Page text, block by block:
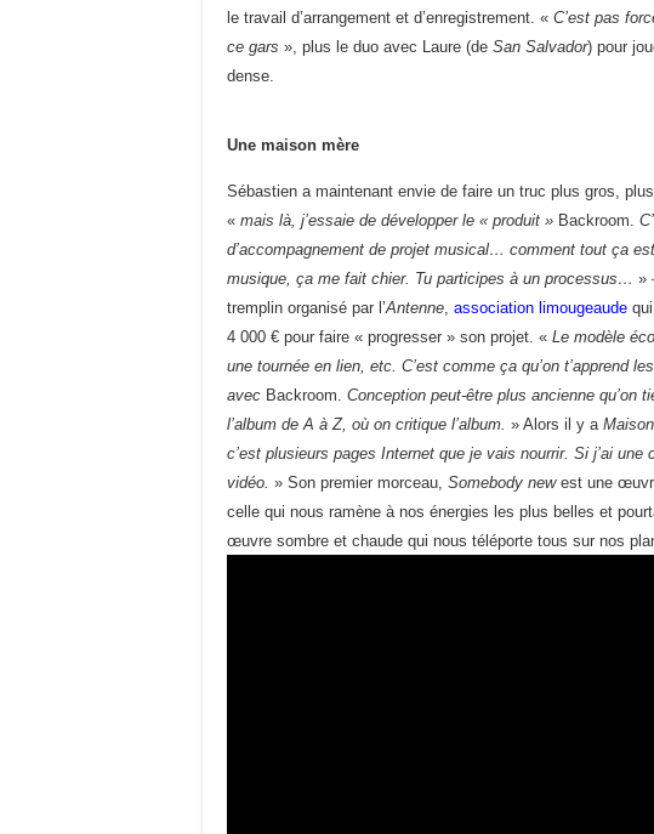
le travail d’arrangement et d’enregistrement. « C’est pas
ce gars », plus le duo avec Laure (de San Salvador) pour
dense.
Une maison mère
Sébastien a maintenant envie de faire un truc plus gros,
« mais là, j’essaie de développer le « produit » Backroom.
d’accompagnement de projet musical… comment tout ça
musique, ça me fait chier. Tu participes à un processus… »
tremplin organisé par l’Antenne, association limougeaude
4 000 € pour faire « progresser » son projet. « Le modèle
une tournée en lien, etc. C’est comme ça qu’on t’apprend
avec Backroom. Conception peut-être plus ancienne qu’on
l’album de A à Z, où on critique l’album. » Alors il y a
c’est plusieurs pages Internet que je vais nourrir. Si j’ai
vidéo. » Son premier morceau, Somebody newest une
celle qui nous ramène à nos énergies les plus belles et
œuvre sombre et chaude qui nous téléporte tous sur nos